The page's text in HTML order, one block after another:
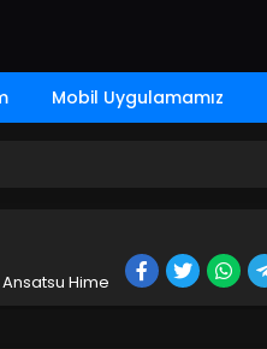
Mobil Uygulamamız
Hime